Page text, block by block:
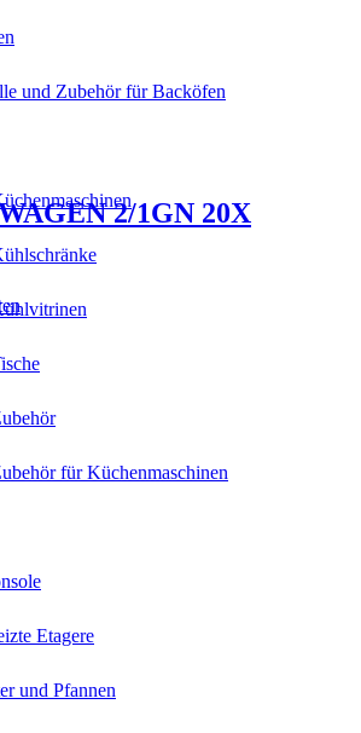
und Zubehör für Backöfen
für Küchenmaschinen
Etagere
und Pfannen
2/1GN 20X